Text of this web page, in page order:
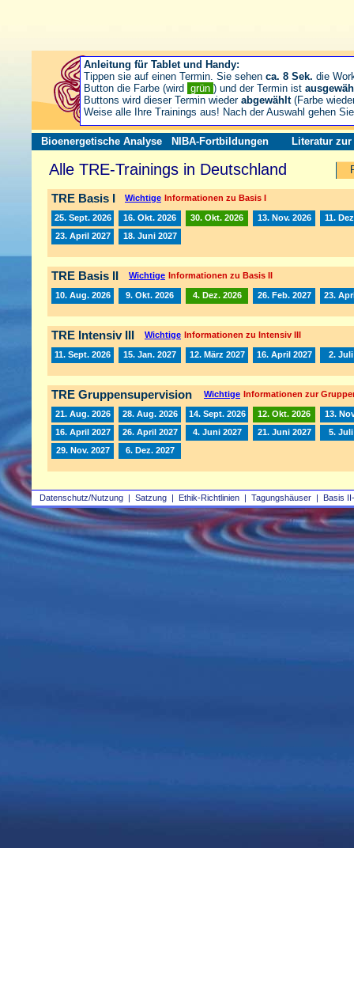
Datenschutz/Nutzung | Satzung | Ethik-Richtlinien | Tagungshäuser | Basis
Bioenergetische Analyse NIBA-Fortbildungen Literatur zur
Alle TRE-Trainings in Deutschland
TRE Basis I Wichtige Informationen zu Basis I
25. Sept. 2026 16. Okt. 2026 30. Okt. 2026 13. Nov. 2026
11.
23. April 2027
18. Juni 2027
TRE Basis II Wichtige Informationen zu Basis II
10. Aug. 2026 9. Okt. 2026 4. Dez. 2026 26. Feb. 2027 23.
TRE Intensiv III Wichtige Informationen zu Intensiv III
11. Sept. 2026 15. Jan. 2027 12. März 2027 16. April 2027 2. Juli
TRE Gruppensupervision Wichtige Informationen zur
21. Aug. 2026 28. Aug. 2026 14. Sept. 2026 12. Okt. 2026
13.
16. April 2027
26. April 2027 4. Juni 2027 21. Juni 2027
5. Juli
29. Nov. 2027
6. Dez. 2027
Anleitung für Tablet und Handy:
Tippen sie auf einen Termin. Sie sehen ca. 8 Sek. die
Button die Farbe (wird grün ) und der Termin ist
Buttons wird dieser Termin wieder abgewählt(Farbe
Weise alle Ihre Trainings aus! Nach der Auswahl gehen